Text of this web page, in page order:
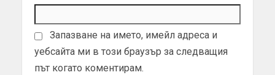
Запазване на името, имейл адреса и
уебсайта ми в този браузър за следващия
път когато коментирам.